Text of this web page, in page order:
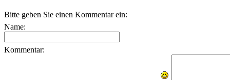
Bitte geben Sie einen Kommentar ein:
Name:
Kommentar: